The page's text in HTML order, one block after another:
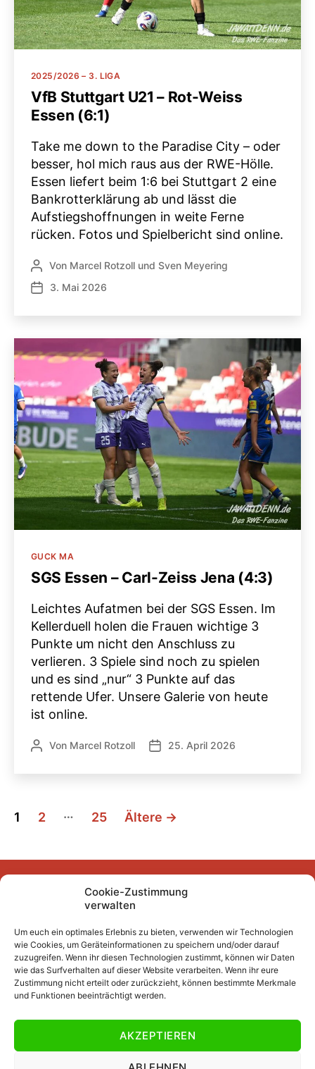
Cookie-Zustimmung
verwalten
Um euch ein optimales Erlebnis zu bieten, verwenden wir Technologien
wie Cookies, um Geräteinformationen zu speichern und/oder darauf
zuzugreifen. Wenn ihr diesen Technologien zustimmt, können wir Daten
wie das Surfverhalten auf dieser Website verarbeiten. Wenn ihr eure
Zustimmung nicht erteilt oder zurückzieht, können bestimmte Merkmale
und Funktionen beeinträchtigt werden.
AKZEPTIEREN
Kategorien
2025/2026 – 3. LIGA
VfB Stuttgart U21 – Rot-Weiss
Essen (6:1)
Take me down to the Paradise City – oder
besser, hol mich raus aus der RWE-Hölle.
Essen liefert beim 1:6 bei Stuttgart 2 eine
Bankrotterklärung ab und lässt die
Aufstiegshoffnungen in weite Ferne
rücken. Fotos und Spielbericht sind online.
Beitragsautor
Von Marcel Rotzoll und Sven Meyering
Veröffentlichungsdatum
3. Mai 2026
Kategorien
GUCK MA
SGS Essen – Carl-Zeiss Jena (4:3)
Leichtes Aufatmen bei der SGS Essen. Im
Kellerduell holen die Frauen wichtige 3
Punkte um nicht den Anschluss zu
verlieren. 3 Spiele sind noch zu spielen
und es sind „nur“ 3 Punkte auf das
rettende Ufer. Unsere Galerie von heute
ist online.
Beitragsautor
Von Marcel Rotzoll Veröffentlichungsdatum
25. April 2026
Seitennummerierung
Beiträge
1 2 … 25 Ältere →
FacebookInstagram
YouTubeMastodonBluesky
Unser Archiv
Kurze Fuffzehn
Beiträge 2007/2008 bis 2018/2019
Beiträge vor 2007/2008
Datenschutzerklärung